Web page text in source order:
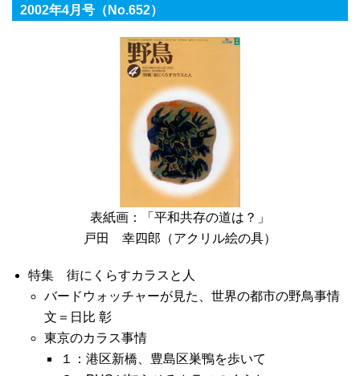
2002年4月号（No.652）
表紙画：「平和共存の道は？」
戸田 幸四郎（アクリル絵の具）
特集 街にくらすカラスと人
バードウォッチャーが見た、世界の都市の野鳥事情
文＝日比 彰
東京のカラス事情
１：港区新橋、豊島区巣鴨を歩いて